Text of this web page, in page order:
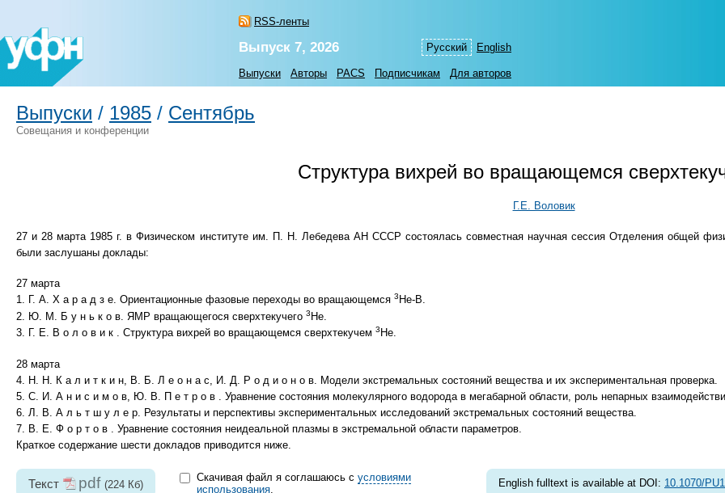
RSS-ленты
Русский English
Выпуск 7, 2026
Выпуски Авторы PACS Подписчикам Для авторов
Выпуски / 1985 / Сентябрь
Совещания и конференции
Структура вихрей во вращающемся
Г.Е. Воловик
27 и 28 марта 1985 г. в Физическом институте им. П. Н. Лебедева АН СССР состоялась совместная научная сессия Отделения общей
были заслушаны доклады:
27 марта
1. Г. А. X а р а д з е. Ориентационные фазовые переходы во вращающемся 3 Не-В.
2. Ю. М. Б у н ь к о в. ЯМР вращающегося сверхтекучего 3 Не.
3. Г. Е. В о л о в и к . Структура вихрей во вращающемся сверхтекучем 3 Не.
28 марта
4. Н. Н. К а л и т к и н, В. Б. Л е о н а с, И. Д. Р о д и о н о в. Модели экстремальных состояний вещества и их экспериментальная проверка.
5. С. И. А н и с и м о в, Ю. В. П е т р о в . Уравнение состояния молекулярного водорода в мегабарной области, роль непарных
6. Л. В. А л ь т ш у л е р. Результаты и перспективы экспериментальных исследований экстремальных состояний вещества.
7. В. Е. Ф о р т о в . Уравнение состояния неидеальной плазмы в экстремальной области параметров.
Краткое содержание шести докладов приводится ниже.
Текст pdf (224 Кб)
Скачивая файл я соглашаюсь с условиями
использования.
English fulltext is available at DOI: 10.1070/